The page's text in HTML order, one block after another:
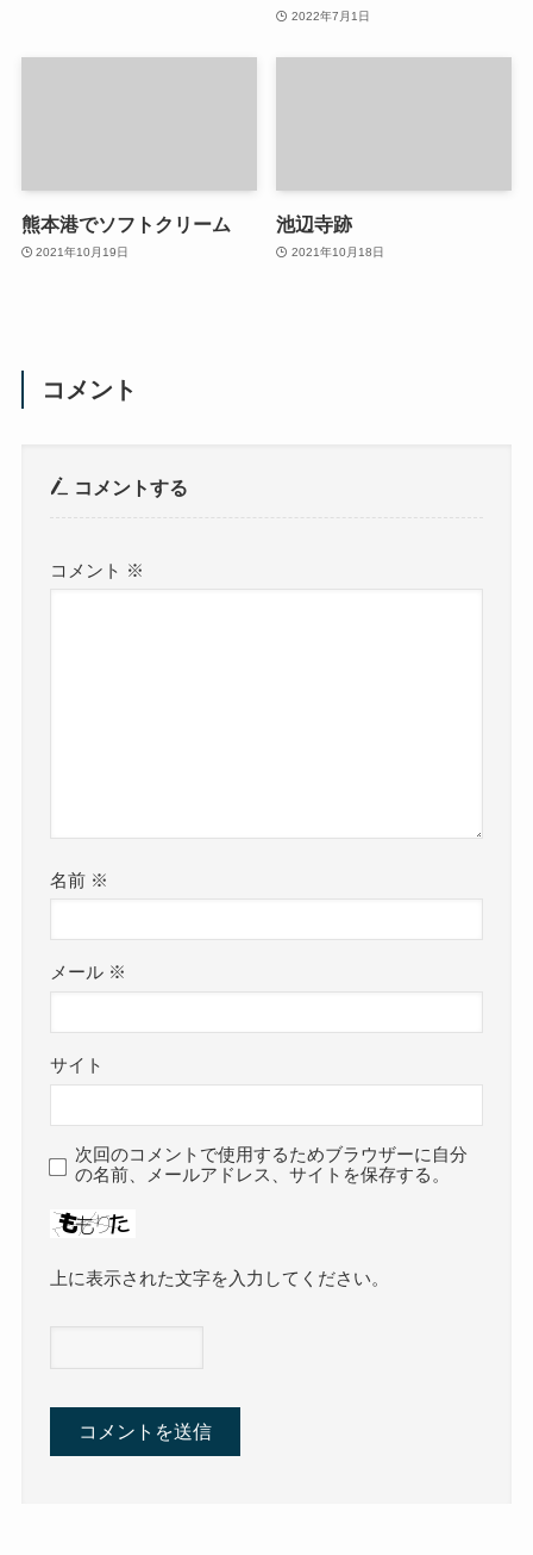
2022年7月1日
熊本港でソフトクリーム
2021年10月19日
池辺寺跡
2021年10月18日
コメント
コメントする
コメント ※
名前 ※
メール ※
サイト
次回のコメントで使用するためブラウザーに自分
の名前、メールアドレス、サイトを保存する。
上に表示された文字を入力してください。